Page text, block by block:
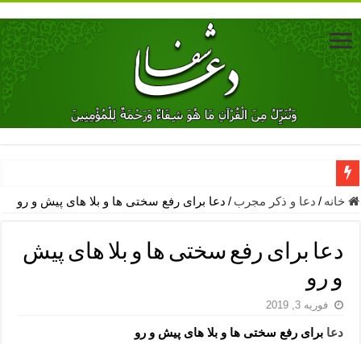
دعای جلب محبت فوری معشوق – دعای جلب محبت شوهر
معجزات دعای یا من اظهر الجمیل – دعای یا من اظهر الجمیل برای
مهم ترین اذکار الهی و فضیلت آن ها – ذکر مخصوص مستجاب الدعوه
دعا برای ترس بچه ها در خواب – دعای ترس و بی خوابی کودکان
نماز حاجت برای کار گشایی- دعای رفع مشکلات و طلب حاجت
خانه / دعا و ذکر مجرب / دعا برای رفع سختی ها و بلا های پیش و رو
دعا برای رفع سختی ها و بلا های پیش
و رو
فوریه 3, 2019
دعا برای رفع سختی ها و بلا های پیش و رو